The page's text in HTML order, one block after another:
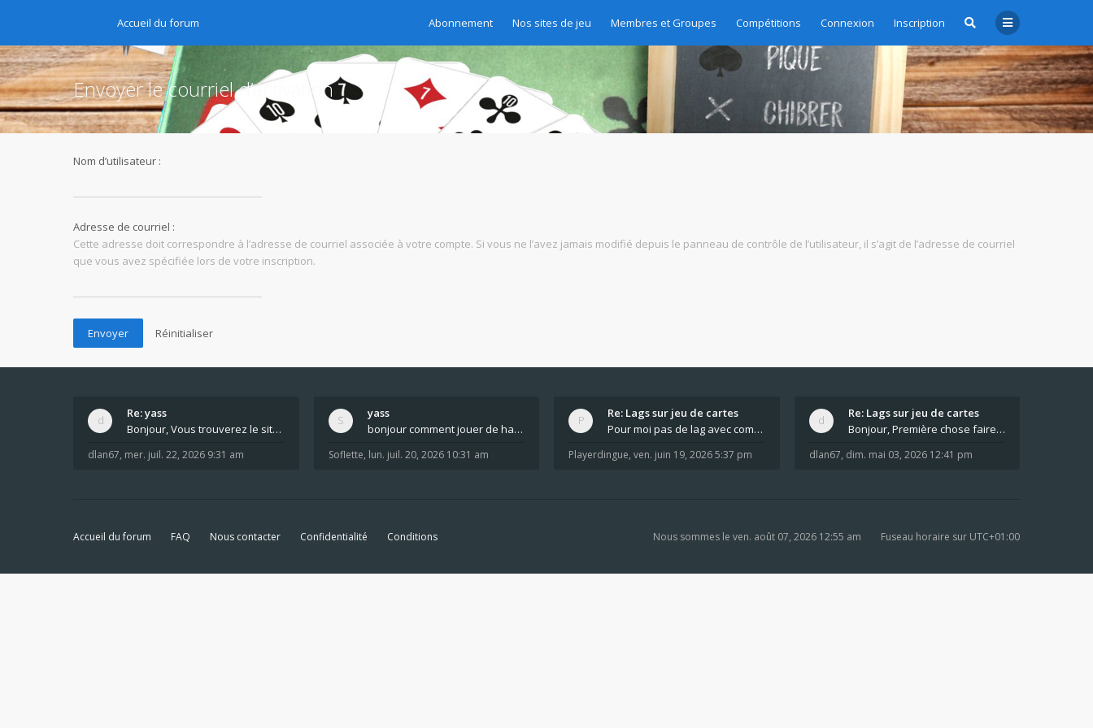
Abonnement Nos sites de jeu Membres et Groupes Compétitions Connexion Inscription
Accueil du forum
Envoyer le courriel d’activation
Nom d’utilisateur :
Adresse de courriel :
Cette adresse doit correspondre à l’adresse de courriel associée à votre compte. Si vous ne l’avez jamais modifié depuis le panneau de contrôle de l’utilisateur, il s’agit de l’adresse de courriel
que vous avez spécifiée lors de votre inscription.
Re: yass
Bonjour, Vous trouverez le site ici dans le foru
dlan67, mer. juil. 22, 2026 9:31 am
yass
bonjour comment jouer de haut en bas tout atout mi
Soflette, lun. juil. 20, 2026 10:31 am
Re: Lags sur jeu de cartes
Pour moi pas de lag avec comme navigateur Chrome
Playerdingue, ven. juin 19, 2026 5:37 pm
Re: Lags sur jeu de cartes
Bonjour, Première chose faire un arrêt complet de
dlan67, dim. mai 03, 2026 12:41 pm
Accueil du forum FAQ Nous contacter Confidentialité Conditions Fuseau horaire sur UTC+01:00
Nous sommes le ven. août 07, 2026 12:55 am